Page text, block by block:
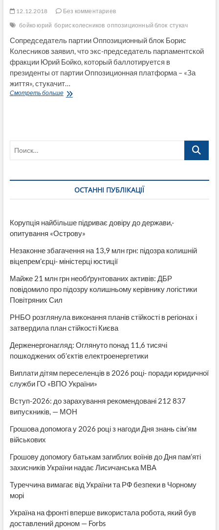
12.12.2018
Без комментариев
бойко юрий борис колесников оппозиционный блок стукач
Сопредседатель партии Оппозиционный блок Борис
Колесников заявил, что экс-председатель парламентской
фракции Юрий Бойко, который баллотируется в
президенты от партии Оппозиционная платформа – «За
життя», стукачит…
Смотреть большеОппо-
Поиск…
ОСТАННІ ПУБЛІКАЦІЇ
Корупція найбільше підриває довіру до держави,-
опитування «Острову»
Незаконне збагачення на 13,9 млн грн: підозра колишній
віцепрем’єрці- міністерці юстиції
Майже 21 млн грн необґрунтованих активів: ДБР
повідомило про підозру колишньому керівнику логістики
Повітряних Сил
РНБО розглянула виконання планів стійкості в регіонах і
затвердила план стійкості Києва
Держенергонагляд: Оглянуто понад 11,6 тисячі
пошкоджених об’єктів електроенергетики
Виплати дітям переселенців в 2026 році- поради юридичної
служби ГО «ВПО України»
Вступ-2026: до зарахування рекомендовані 212 837
випускників, — МОН
Грошова допомога у 2026 році з нагоди Дня знань сім’ям
військових
Грошову допомогу батькам загиблих воїнів до Дня пам’яті
захисників України надає Лисичанська МВА
Туреччина вимагає від України та РФ безпеки в Чорному
морі
Україна на фронті вперше використала робота, який був
доставлений дроном — Forbs